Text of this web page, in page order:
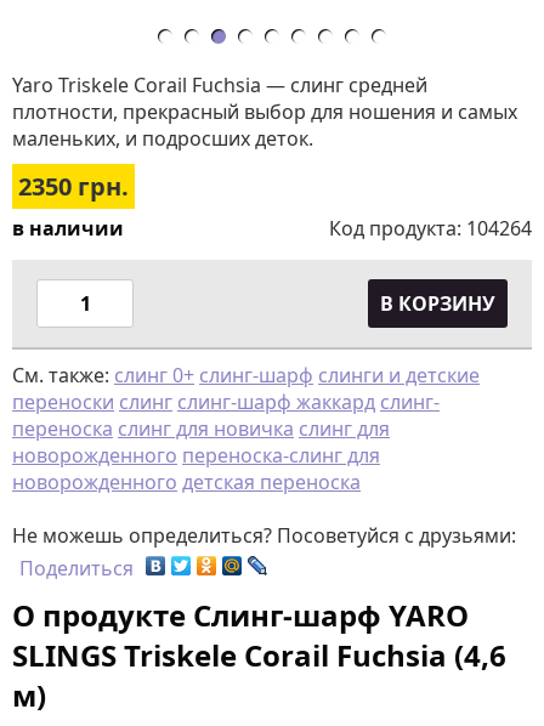
Yaro Triskele Corail Fuchsia — слинг средней
плотности, прекрасный выбор для ношения и самых
маленьких, и подросших деток.
2350 грн.
в наличии Код продукта: 104264
В КОРЗИНУ
См. также: слинг 0+ слинг-шарф слинги и детские
переноски слинг слинг-шарф жаккард слинг-
переноска слинг для новичка слинг для
новорожденного переноска-слинг для
новорожденного детская переноска
Не можешь определиться? Посоветуйся с друзьями:
Поделиться
О продукте Слинг-шарф YARO
SLINGS Triskele Corail Fuchsia (4,6
м)